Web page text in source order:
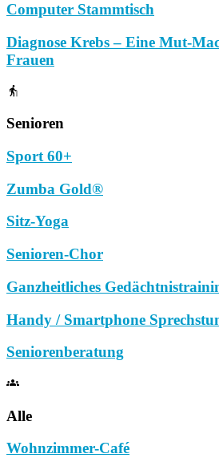
Computer Stammtisch
Diagnose Krebs – Eine Mut-
Frauen
Senioren
Sport 60+
Zumba Gold®
Sitz-Yoga
Senioren-Chor
Ganzheitliches
Handy / Smartphone
Seniorenberatung
Alle
Wohnzimmer-Café